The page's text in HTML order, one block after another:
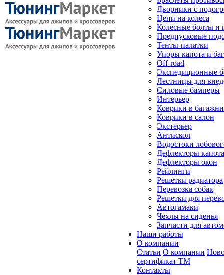
Дворники с
Цепи на колеса
Колесные болты и
Предпусковые
Тенты-палатки
Упоры капота и
Off-road
Экспедиционные
Лестницы для
Силовые бамперы
Интерьер
Коврики в
Коврики в салон
Экстерьер
Антискол
Водостоки
Дефлекторы капота
Дефлекторы окон
Рейлинги
Решетки радиатора
Перевозка собак
Решетки для
Автогамаки
Чехлы на сиденья
Запчасти для
Наши работы
О компании
Статьи О компании
сертификат ТМ
Контакты